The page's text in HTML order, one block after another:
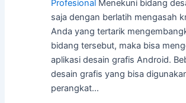
Profesional Menekuni bidang
saja dengan berlatih mengasah
Anda yang tertarik
bidang tersebut, maka bisa
aplikasi desain grafis Android.
desain grafis yang bisa
perangkat…